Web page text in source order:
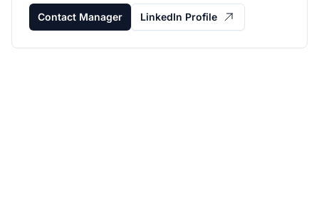
Contact Manager LinkedIn Profile